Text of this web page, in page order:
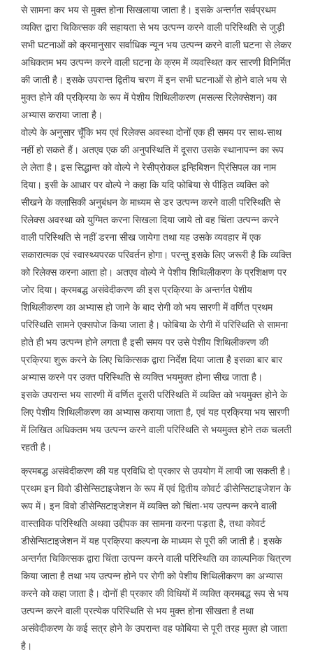
से सामना कर भय से मुक्त होना सिखलाया जाता है। इसके अन्तर्गत सर्वप्रथम
व्यक्ति द्वारा चिकित्सक की सहायता से भय उत्पन्न करने वाली परिस्थिति से जुड़ी
सभी घटनाओं को क्रमानुसार सर्वाधिक न्यून भय उत्पन्न करने वाली घटना से लेकर
अधिकतम भय उत्पन्न करने वाली घटना के क्रम में व्यवस्थित कर सारणी विनिर्मित
की जाती है। इसके उपरान्त द्वितीय चरण में इन सभी घटनाओं से होने वाले भय से
मुक्त होने की प्रक्रिया के रूप में पेशीय शिथिलीकरण (मसल्स रिलेक्सेशन) का
अभ्यास कराया जाता है।
वोल्पे के अनुसार चूॅंकि भय एवं रिलेक्स अवस्था दोनों एक ही समय पर साथ-साथ
नहीं हो सकते हैं। अतएव एक की अनुपस्थिति में दूसरा उसके स्थानापन्न का रूप
ले लेता है। इस सिद्धान्त को वोल्पे ने रेसीप्रोकल इन्हिबिशन प्रिंसिपल का नाम
दिया। इसी के आधार पर वोल्पे ने कहा कि यदि फोबिया से पीड़ित व्यक्ति को
सीखने के क्लासिकी अनुबंधन के माध्यम से डर उत्पन्न करने वाली परिस्थिति से
रिलेक्स अवस्था को युग्मित करना सिखला दिया जाये तो वह चिंता उत्पन्न करने
वाली परिस्थिति से नहीं डरना सीख जायेगा तथा यह उसके व्यवहार में एक
सकारात्मक एवं स्वास्थ्यपरक परिवर्तन होगा। परन्तु इसके लिए जरूरी है कि व्यक्ति
को रिलेक्स करना आता हो। अतएव वोल्पे ने पेशीय शिथिलीकरण के प्रशिक्षण पर
जोर दिया। क्रमबद्ध असंवेदीकरण की इस प्रक्रिया के अन्तर्गत पेशीय
शिथिलीकरण का अभ्यास हो जाने के बाद रोगी को भय सारणी में वर्णित प्रथम
परिस्थिति सामने एक्सपोज किया जाता है। फोबिया के रोगी में परिस्थिति से सामना
होते ही भय उत्पन्न होने लगता है इसी समय पर उसे पेशीय शिथिलीकरण की
प्रक्रिया शुरू करने के लिए चिकित्सक द्वारा निर्देश दिया जाता है इसका बार बार
अभ्यास करने पर उक्त परिस्थिति से व्यक्ति भयमुक्त होना सीख जाता है।
इसके उपरान्त भय सारणी में वर्णित दूसरी परिस्थिति में व्यक्ति को भयमुक्त होने के
लिए पेशीय शिथिलीकरण का अभ्यास कराया जाता है, एवं यह प्रक्रिया भय सारणी
में लिखित अधिकतम भय उत्पन्न करने वाली परिस्थिति से भयमुक्त होने तक चलती
रहती है।
क्रमबद्ध असंवेदीकरण की यह प्रविधि दो प्रकार से उपयोग में लायी जा सकती है।
प्रथम इन विवो डीसेन्सिटाइजेशन के रूप में एवं द्वितीय कोवर्ट डीसेन्सिटाइजेशन के
रूप में। इन विवो डीसेन्सिटाइजेशन में व्यक्ति को चिंता-भय उत्पन्न करने वाली
वास्तविक परिस्थिति अथवा उद्दीपक का सामना करना पड़ता है, तथा कोवर्ट
डीसेन्सिटाइजेशन में यह प्रक्रिया कल्पना के माध्यम से पूरी की जाती है। इसके
अन्तर्गत चिकित्सक द्वारा चिंता उत्पन्न करने वाली परिस्थिति का काल्पनिक चित्रण
किया जाता है तथा भय उत्पन्न होने पर रोगी को पेशीय शिथिलीकरण का अभ्यास
करने को कहा जाता है। दोनों ही प्रकार की विधियों में व्यक्ति क्रमबद्ध रूप से भय
उत्पन्न करने वाली प्रत्येक परिस्थिति से भय मुक्त होना सीखता है तथा
असंवेदीकरण के कई सत्र होने के उपरान्त वह फोबिया से पूरी तरह मुक्त हो जाता
है।